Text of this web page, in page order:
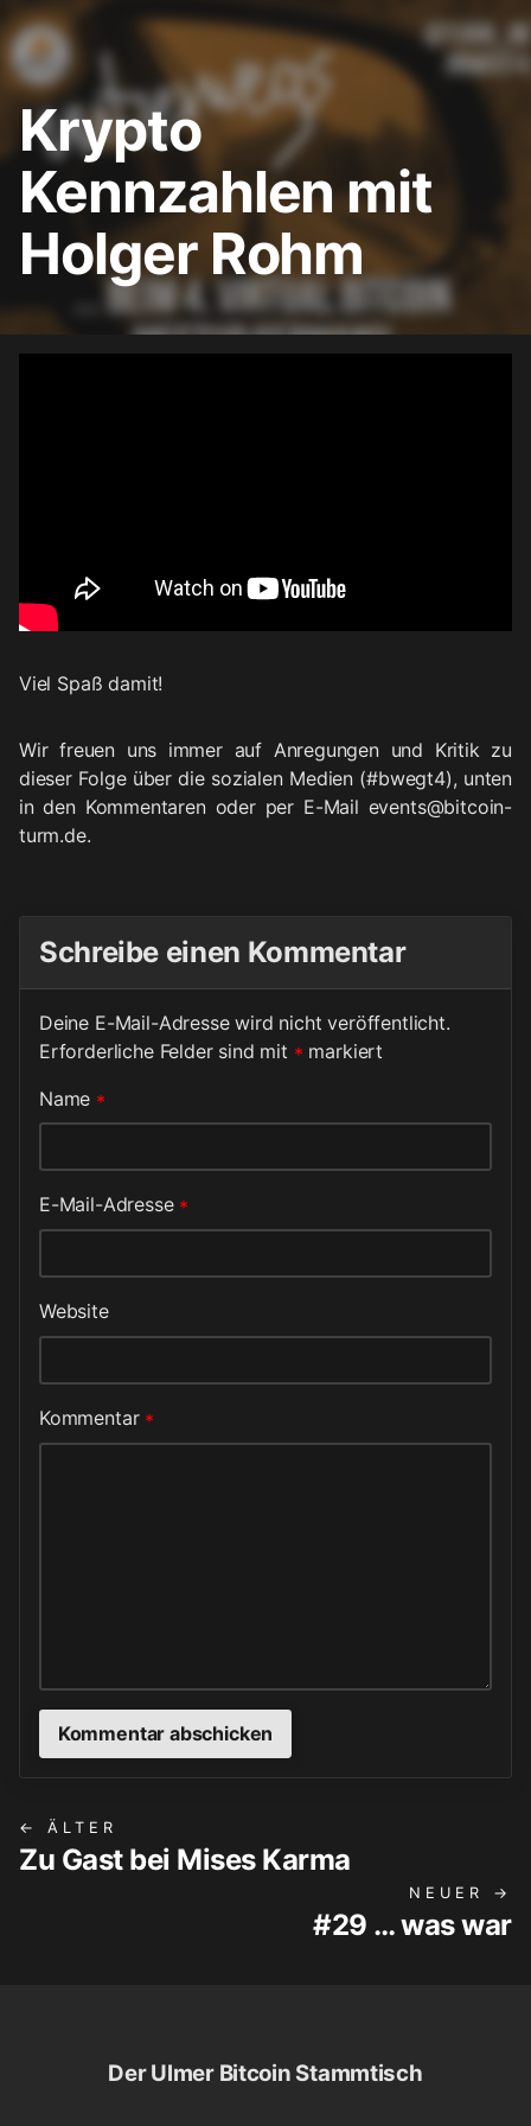
Krypto
Kennzahlen mit
Holger Rohm
Viel Spaß damit!
Wir freuen uns immer auf Anregungen und Kritik zu
dieser Folge über die sozialen Medien (#bwegt4), unten
in den Kommentaren oder per E-Mail events@bitcoin-
turm.de.
Schreibe einen Kommentar
Deine E-Mail-Adresse wird nicht veröffentlicht.
Erforderliche Felder sind mit * markiert
Name *
E-Mail-Adresse *
Website
Kommentar *
← ÄLTER
Zu Gast bei Mises Karma
NEUER →
#29 … was war
Der Ulmer Bitcoin Stammtisch